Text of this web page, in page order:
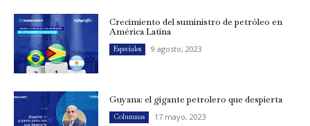
Crecimiento del suministro de petróleo en
América Latina
Especiales 9 agosto, 2023
Guyana: el gigante petrolero que despierta
Columnas 17 mayo, 2023